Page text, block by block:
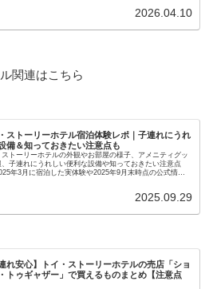
2026.04.10
関連はこちら
ストーリーホテル宿泊体験レポ｜子連れにうれ
備＆知っておきたい注意点も
ストーリーホテルの外観やお部屋の様子、アメニティグッ
、子連れにうれしい便利な設備や知っておきたい注意点
年3月に宿泊した実体験や2025年9月末時点の公式情報
2025.09.29
連れ安心】トイ・ストーリーホテルの売店「ショ
トゥギャザー」で買えるものまとめ【注意点